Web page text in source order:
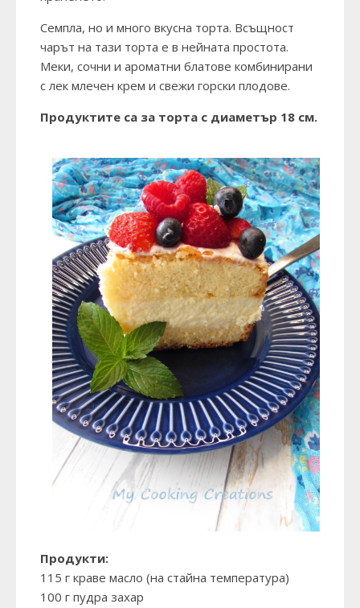
Семпла, но и много вкусна торта. Всъщност
чарът на тази торта е в нейната простота.
Меки, сочни и ароматни блатове комбинирани
с лек млечен крем и свежи горски плодове.
Продуктите са за торта с диаметър 18 см.
Продукти:
115 г краве масло (на стайна температура)
100 г пудра захар